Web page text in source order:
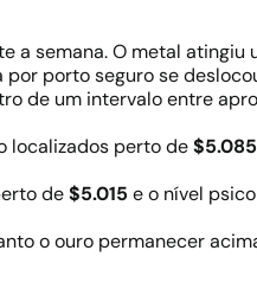
a semana. O metal
porto seguro se
de um intervalo entre
localizados perto de$5.085
de$5.015 e o nível
o ouro permanecer